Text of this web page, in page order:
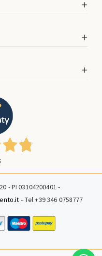
- PI 03104200401 -
- Tel +39 346 0758777